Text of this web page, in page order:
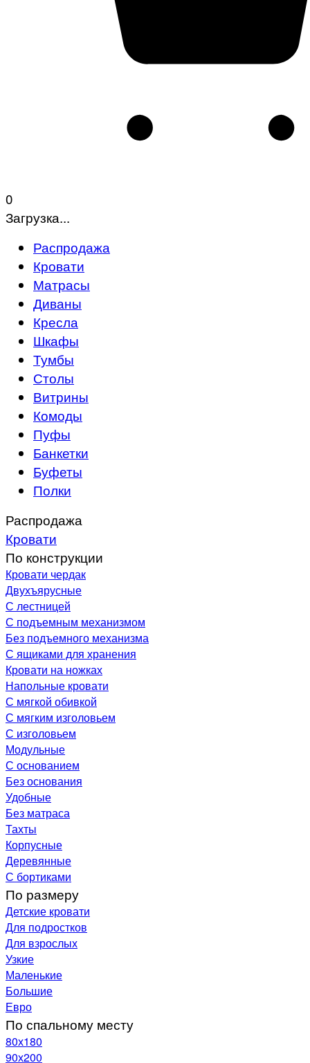
0
Загрузка...
Распродажа
Кровати
Матрасы
Диваны
Кресла
Шкафы
Тумбы
Столы
Витрины
Комоды
Пуфы
Банкетки
Буфеты
Полки
Распродажа
Кровати
По конструкции
Кровати чердак
Двухъярусные
С лестницей
С подъемным механизмом
Без подъемного механизма
С ящиками для хранения
Кровати на ножках
Напольные кровати
С мягкой обивкой
С мягким изголовьем
С изголовьем
Модульные
С основанием
Без основания
Удобные
Без матраса
Тахты
Корпусные
Деревянные
С бортиками
По размеру
Детские кровати
Для подростков
Для взрослых
Узкие
Маленькие
Большие
Евро
По спальному месту
80х180
90х200